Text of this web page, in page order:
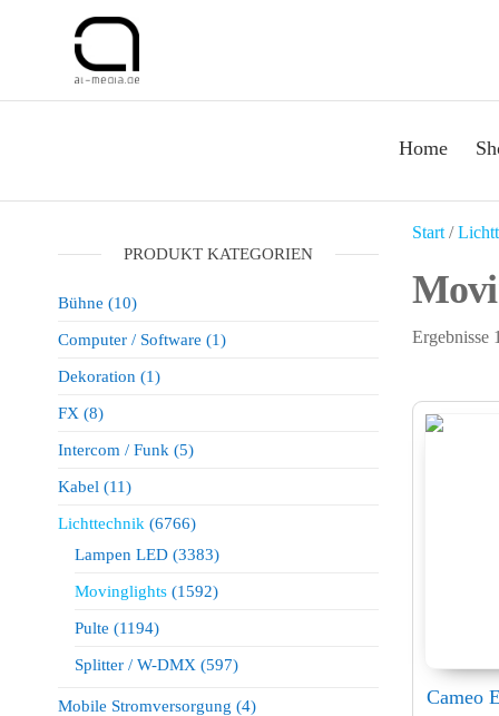
Dryhire
in Köln 24/7
Home
Start/
Ergebnisse
Cameo
PRODUKT KATEGORIEN
Bühne (10)
Computer / Software (1)
Dekoration (1)
FX (8)
Intercom / Funk (5)
Kabel (11)
Lichttechnik (6766)
Lampen LED (3383)
Movinglights (1592)
Pulte (1194)
Splitter / W-DMX (597)
Mobile Stromversorgung (4)